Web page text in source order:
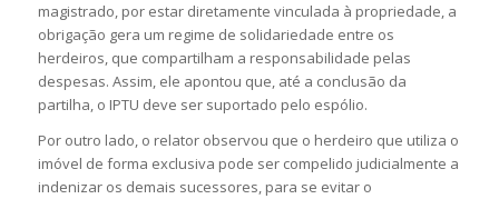
magistrado, por estar diretamente vinculada à propriedade, a
obrigação gera um regime de solidariedade entre os
herdeiros, que compartilham a responsabilidade pelas
despesas. Assim, ele apontou que, até a conclusão da
partilha, o IPTU deve ser suportado pelo espólio.
Por outro lado, o relator observou que o herdeiro que utiliza o
imóvel de forma exclusiva pode ser compelido judicialmente a
indenizar os demais sucessores, para se evitar o